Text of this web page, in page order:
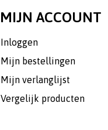
MIJN ACCOUNT
Inloggen
Mijn bestellingen
Mijn verlanglijst
Vergelijk producten